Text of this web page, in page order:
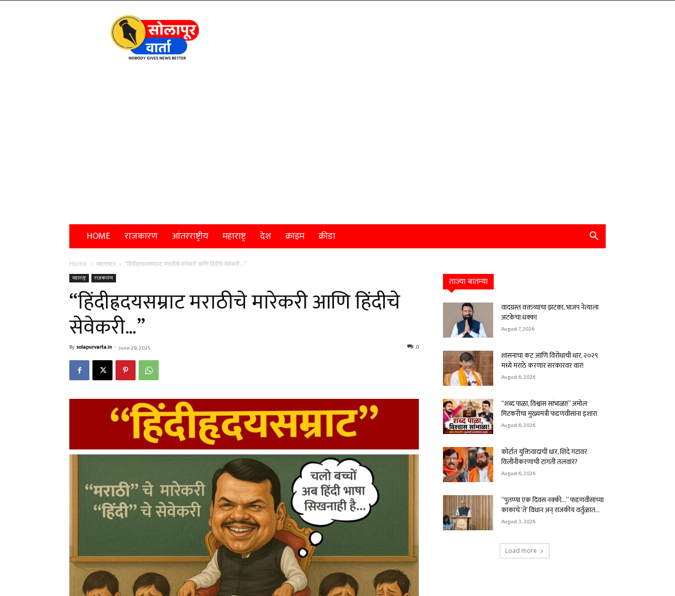
Solapur
Varta
HOME राजकारण आंतरराष्ट्रीय महाराष्ट्र देश क्राइम क्रीडा
Home महाराष्ट्र “हिंदीह्रदयसम्राट मराठीचे मारेकरी आणि हिंदीचे सेवेकरी…”
महाराष्ट्र राजकारण
“हिंदीह्रदयसम्राट मराठीचे मारेकरी आणि हिंदीचे
सेवेकरी…”
By solapurvarta.in - June 29, 2025 0
ताज्या बातम्या
वादग्रस्त वक्तव्याचा झटका, भाजप नेत्याला
अटकेचा धक्का
August 7, 2026
शासनाचा कट आणि विरोधाची धार, २०२९
मध्ये मराठे करणार सरकारवर वार!
August 6, 2026
“शब्द पाळा, विश्वास सांभाळा!” अमोल
मिटकरींचा मुख्यमंत्री फडणवीसांना इशारा
August 6, 2026
कोर्टात युक्तिवादाची धार, शिंदे गटावर
विलीनीकरणाची टांगती तलवार?
August 6, 2026
“पुतण्या एक दिवस नक्की…” फडणवीसांच्या
काकांचे ‘ते’ विधान अन् राजकीय वर्तुळात...
August 3, 2026
Load more